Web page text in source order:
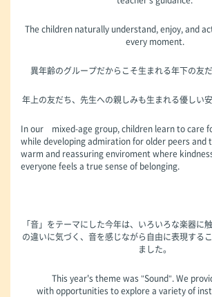
The children naturally understand, enjoy, and
every moment.
異年齢のグループだからこそ生まれる年下の友
年上の友だち、先生への親しみも生まれる優しい
In our mixed-age group, children learn to care
while developing admiration for older peers and
warm and reassuring enviroment where
everyone feels a true sense of belonging.
「音」をテーマにした今年は、いろいろな楽器に
の違いに気づく、音を感じながら自由に表現する
ました。
This year's theme was "Sound". We
with opportunities to explore a variety of